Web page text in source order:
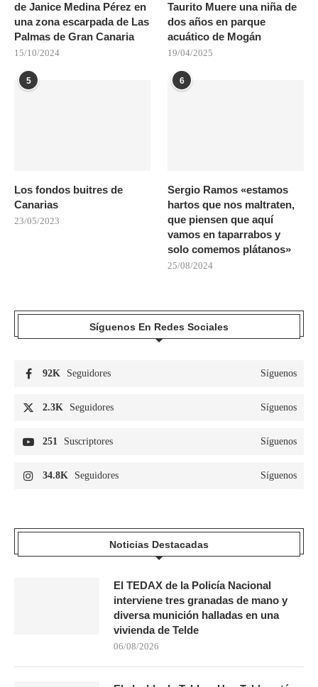
de Janice Medina Pérez en
una zona escarpada de Las
Palmas de Gran Canaria
15/10/2024
Taurito Muere una niña de
dos años en parque
acuático de Mogán
19/04/2025
5
Los fondos buitres de
Canarias
23/05/2023
6
Sergio Ramos «estamos
hartos que nos maltraten,
que piensen que aquí
vamos en taparrabos y
solo comemos plátanos»
25/08/2024
Síguenos En Redes Sociales
92K Seguidores Síguenos
2.3K Seguidores Síguenos
251 Suscriptores Síguenos
34.8K Seguidores Síguenos
Noticias Destacadas
El TEDAX de la Policía Nacional
interviene tres granadas de mano y
diversa munición halladas en una
vivienda de Telde
06/08/2026